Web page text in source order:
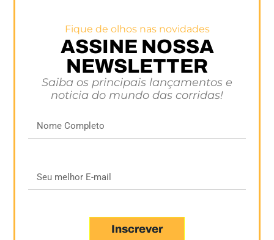
Fique de olhos nas novidades
ASSINE NOSSA
NEWSLETTER
Saiba os principais lançamentos e
noticia do mundo das corridas!
Inscrever